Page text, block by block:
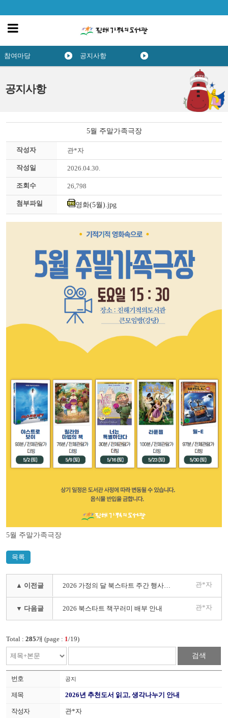
공지사항
참여마당 공지사항
5월 주말가족극장
작성자 관*자
작성일 2026.04.30.
조회수 26,798
첨부파일 영화(5월).jpg
5월 주말가족극장
목록
▲ 이전글 관*자
▼ 다음글 2026 북스타트 책꾸러미 배부 안내 관*자
Total : 285개 (page : 1/19)
검색
공지
2026년 추천도서 읽고, 생각나누기 안내
관*자